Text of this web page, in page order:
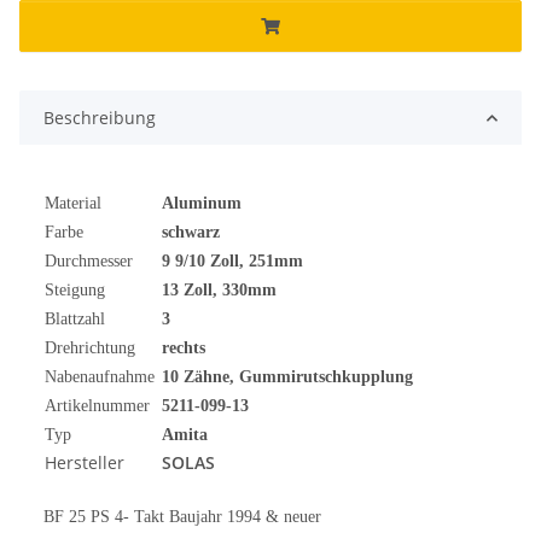
Beschreibung
Material
Aluminum
Farbe
schwarz
Durchmesser
9 9/10 Zoll, 251mm
Steigung
13 Zoll, 330mm
Blattzahl
3
Drehrichtung
rechts
Nabenaufnahme 10 Zähne, Gummirutschkupplung
Artikelnummer
5211-099-13
Typ
Amita
Hersteller SOLAS
BF 25 PS 4- Takt Baujahr 1994 & neuer